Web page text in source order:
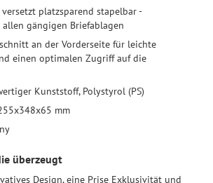
platzsparend stapelbar -
gängigen Briefablagen
an der Vorderseite für leichte
einen optimalen Zugriff auf die
Kunststoff, Polystyrol (PS)
mm
überzeugt
Design, eine Prise Exklusivität und